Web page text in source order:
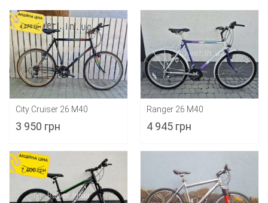
City Cruiser 26 M40
3 950 грн
Ranger 26 M40
4 945 грн